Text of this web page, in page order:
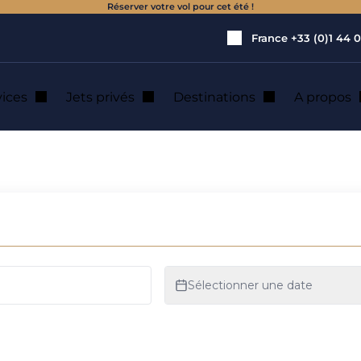
Réserver votre vol pour cet été !
France +33 (0)1 44
Jets privés Destinations A propos